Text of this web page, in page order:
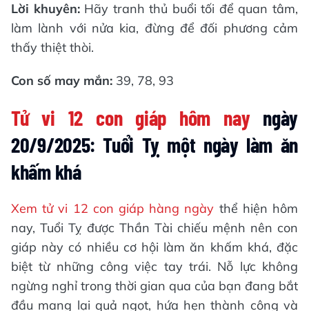
Lời khuyên:Hãy tranh thủ buổi tối để quan tâm,
làm lành với nửa kia, đừng để đối phương cảm
thấy thiệt thòi.
Con số may mắn: 39, 78, 93
Tử vi 12 con giáp hôm nayngày
20/9/2025: Tuổi Tỵ một ngày làm ăn
khấm khá
Xem tử vi 12 con giáp hàng ngày thể hiện hôm
nay, Tuổi Tỵ được Thần Tài chiếu mệnh nên con
giáp này có nhiều cơ hội làm ăn khấm khá, đặc
biệt từ những công việc tay trái. Nỗ lực không
ngừng nghỉ trong thời gian qua của bạn đang bắt
đầu mang lại quả ngọt, hứa hẹn thành công và